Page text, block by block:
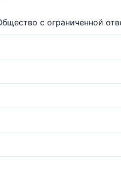
с ограниченной